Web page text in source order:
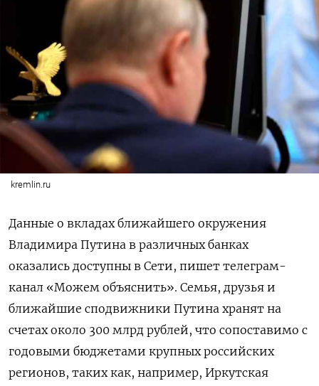
kremlin.ru
Данные о вкладах ближайшего окружения
Владимира Путина в различных банках
оказались доступны в Сети, пишет телеграм-
канал «Можем объяснить». Семья, друзья и
ближайшие сподвижники Путина хранят на
счетах около 300 млрд рублей, что сопоставимо с
годовыми бюджетами крупных российских
регионов, таких как, например, Иркутская